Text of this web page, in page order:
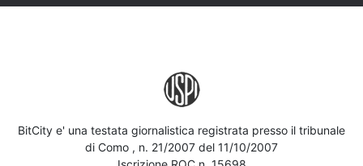
BitCity e' una testata giornalistica registrata presso il tribunale
di Como , n. 21/2007 del 11/10/2007